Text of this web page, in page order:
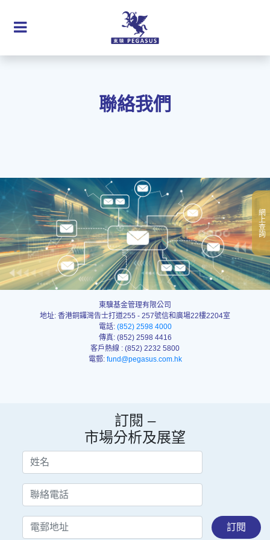
聯絡我們
東驥基金管理有限公司
地址: 香港銅鑼灣告士打道255 - 257號信和廣場22樓2204室
電話: (852) 2598 4000
傳真: (852) 2598 4416
客戶熱線 : (852) 2232 5800
電郵: fund@pegasus.com.hk
網上查詢
訂閱 –
市場分析及展望
訂閱